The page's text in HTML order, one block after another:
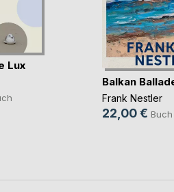
Lux
Balkan
Frank Nestler
22,00 € Buch